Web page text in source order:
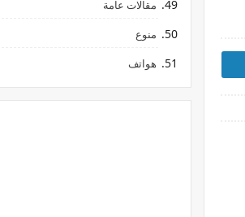
مقالات عامة
منوع
هواتف